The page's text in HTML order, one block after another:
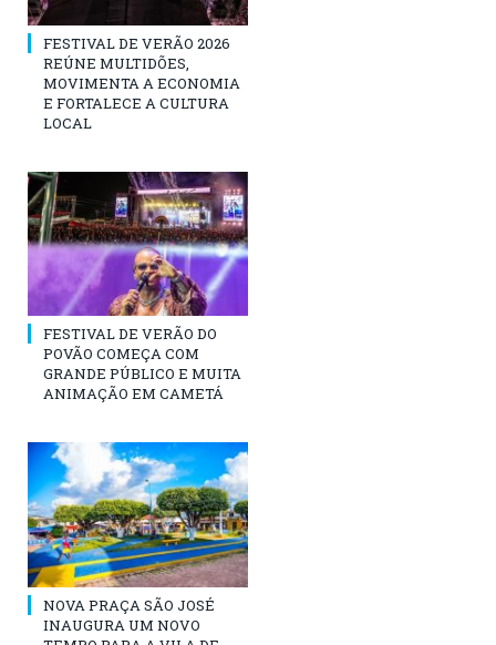
FESTIVAL DE VERÃO 2026
REÚNE MULTIDÕES,
MOVIMENTA A ECONOMIA
E FORTALECE A CULTURA
LOCAL
FESTIVAL DE VERÃO DO
POVÃO COMEÇA COM
GRANDE PÚBLICO E MUITA
ANIMAÇÃO EM CAMETÁ
NOVA PRAÇA SÃO JOSÉ
INAUGURA UM NOVO